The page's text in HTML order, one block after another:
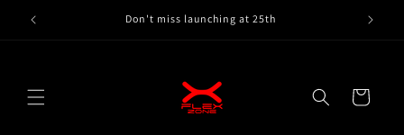
Skip to
content
Don't miss launching at 25th
Cart